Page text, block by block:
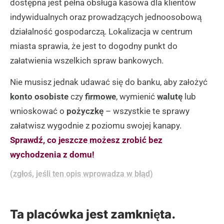
dostępna jest pełna obsługa kasowa dla klientów
indywidualnych oraz prowadzących jednoosobową
działalność gospodarczą. Lokalizacja w centrum
miasta sprawia, że jest to dogodny punkt do
załatwienia wszelkich spraw bankowych.
Nie musisz jednak udawać się do banku, aby założyć
konto osobiste czy firmowe, wymienić walutę lub
wnioskować o pożyczkę – wszystkie te sprawy
załatwisz wygodnie z poziomu swojej kanapy.
Sprawdź, co jeszcze możesz zrobić bez
wychodzenia z domu!
(zgłoś, jeśli ten opis wprowadza w błąd)
Ta placówka jest zamknięta.